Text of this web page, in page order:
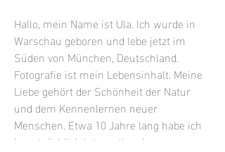
Hallo, mein Name ist Ula. Ich wurde in
Warschau geboren und lebe jetzt im
Süden von München, Deutschland.
Fotografie ist mein Lebensinhalt. Meine
Liebe gehört der Schönheit der Natur
und dem Kennenlernen neuer
Menschen. Etwa 10 Jahre lang habe ich
hauptsächlich internationale